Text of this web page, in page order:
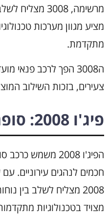
מרשימה, 3008
מציע מגוון מערכות
מתקדמת.
ה3008 הפך לרכב
צעירים, בזכות השילוב
פיג'ו 2008: סופרמיני עם סטייל
הפיג'ו 2008 משמש
חכמים לנהגים עירוניים.
2008 מצליח לשלב בין
מצויד בטכנולוגיות